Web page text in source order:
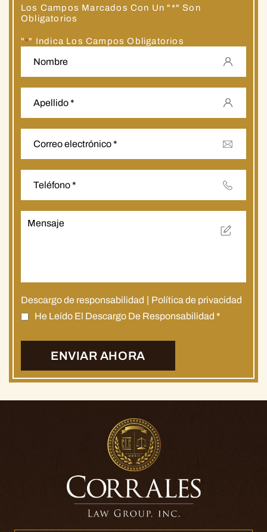
Los Campos Marcados Con Un "*" Son
Obligatorios
" *" Indica Los Campos Obligatorios
Descargo de responsabilidad
Política de privacidad
He Leído El Descargo De Responsabilidad *